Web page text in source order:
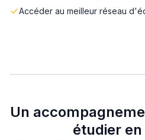
Accéder au meilleur réseau
Un
étudier